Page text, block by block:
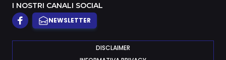
I NOSTRI CANALI SOCIAL
NEWSLETTER
DISCLAIMER